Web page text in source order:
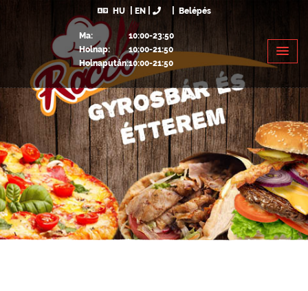
HU EN Belépés
Ma:
10:00-23:50
Holnap:
10:00-21:50
Holnapután:10:00-21:50